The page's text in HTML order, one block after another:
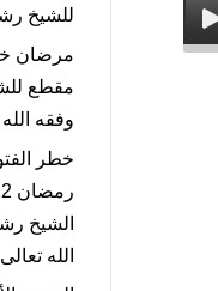
للشيخ
مرضان
مقطع
وفقه
خطر
الشيخ
الله تعالى